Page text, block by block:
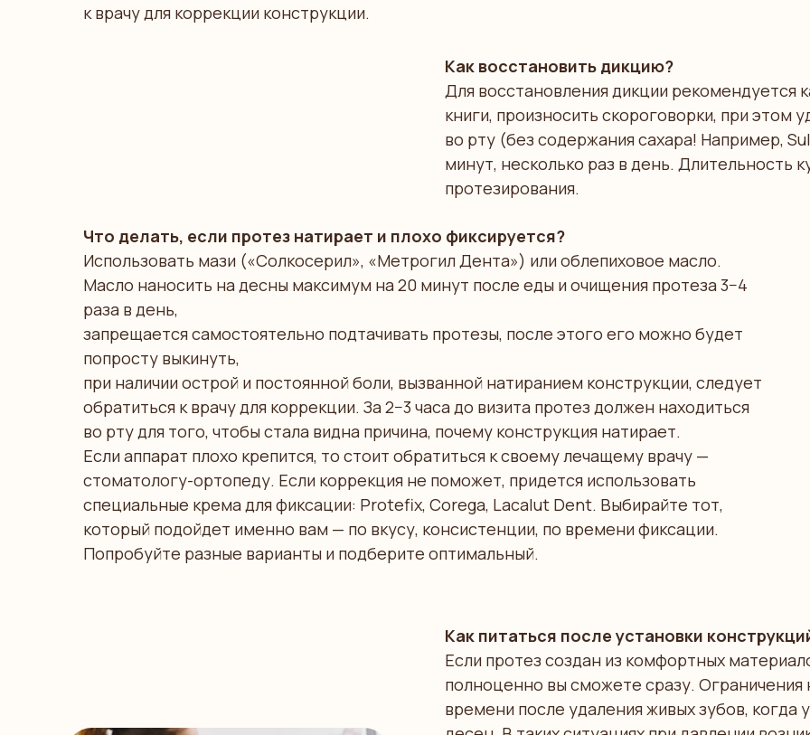
к врачу для коррекции конструкции.
Как восстановить дикцию?
Для восстановления дикции рекомендуется
книги, произносить скороговорки, при этом
во рту (без содержания сахара! Например,
минут, несколько раз в день. Длительность
протезирования.
Что делать, если протез натирает и плохо фиксируется?
Использовать мази («Солкосерил», «Метрогил Дента») или облепиховое масло.
Масло наносить на десны максимум на 20 минут после еды и очищения протеза 3−4
раза в день,
запрещается самостоятельно подтачивать протезы, после этого его можно будет
попросту выкинуть,
при наличии острой и постоянной боли, вызванной натиранием конструкции, следует
обратиться к врачу для коррекции. За 2−3 часа до визита протез должен находиться
во рту для того, чтобы стала видна причина, почему конструкция натирает.
Если аппарат плохо крепится, то стоит обратиться к своему лечащему врачу —
стоматологу-ортопеду. Если коррекция не поможет, придется использовать
специальные крема для фиксации: Protefix, Corega, Lacalut Dent. Выбирайте тот,
который подойдет именно вам — по вкусу, консистенции, по времени фиксации.
Попробуйте разные варианты и подберите оптимальный.
Как питаться после установки
Если протез создан из комфортных
полноценно вы сможете сразу.
времени после удаления живых зубов, когда